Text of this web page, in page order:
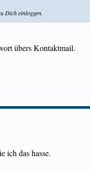
Dich einloggen.
übers Kontaktmail.
ich das hasse.